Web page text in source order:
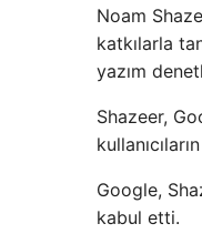
Noam
katkılarla
yazım
Shazeer,
Google,
kabul etti.